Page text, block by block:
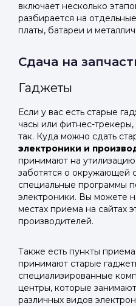
включает несколько
разбирается на
платы, батареи и
Сдача на
Гаджеты
Если у вас есть старые
часы или фитнес-
так. Куда можно сдать
электроники и
принимают на
заботятся о окружающей
специальные программы
электроники. Вы можете
местах приема на сайтах
производителей.
Также есть пункты
принимают старые
специализированные
центры, которые
различных видов